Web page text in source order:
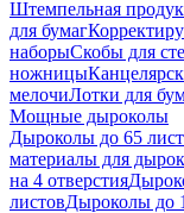
Штемпельная
для бумаг
наборыСкобы для
ножницы
мелочиЛотки для
Мощные дыроколы
Дыроколы до 65
материалы для
на 4 отверстия
листовДыроколы до